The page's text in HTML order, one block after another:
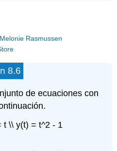
Rasmussen
8.6
de ecuaciones con
t \\ y(t) = t^2 - 1